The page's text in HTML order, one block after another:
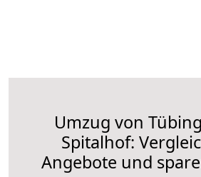
Umzug von
Spitalhof:
Angebote und